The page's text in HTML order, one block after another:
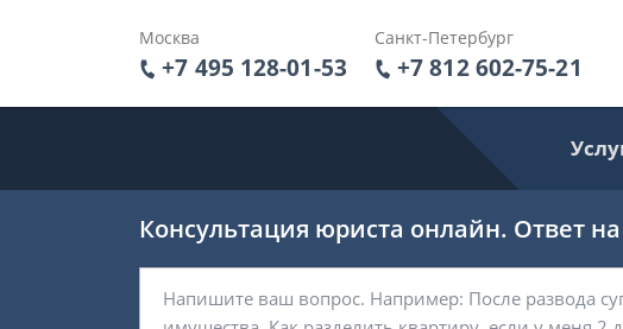
Москва
+7 495 128-01-53
Санкт-Петербург
+7 812 602-75-21
Консультация юриста онлайн. Ответ